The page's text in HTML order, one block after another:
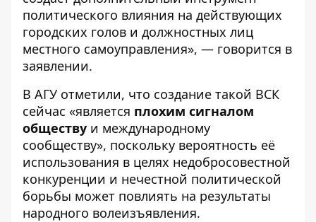
политического влияния на действующих
городских голов и должностных лиц
местного самоуправления», — говорится в
заявлении.
В АГУ отметили, что создание такой ВСК
сейчас «является плохим сигналом
обществу и международному
сообществу», поскольку вероятность её
использования в целях недобросовестной
конкуренции и нечестной политической
борьбы может повлиять на результаты
народного волеизъявления.